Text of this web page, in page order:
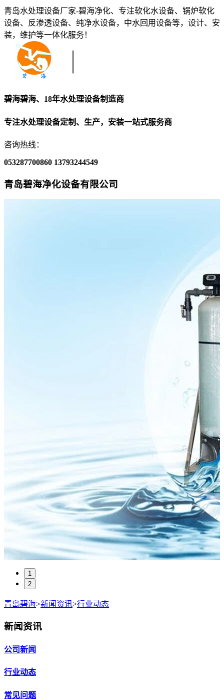
青岛水处理设备厂家-碧海净化、专注软化水设备、锅炉软化
设备、反渗透设备、纯净水设备，中水回用设备等，设计、安
装，维护等一体化服务！
碧海碧海、18年水处理设备制造商
专注水处理设备定制、生产，安装一站式服务商
咨询热线：
053287700860 13793244549
青岛碧海净化设备有限公司
1
2
青岛碧海>新闻资讯>行业动态
新闻资讯
公司新闻
行业动态
常见问题